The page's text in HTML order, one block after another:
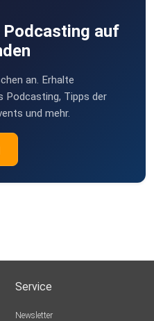
Podcasting auf
an. Erhalte
Podcasting, Tipps der
und mehr.
Service
Newsletter